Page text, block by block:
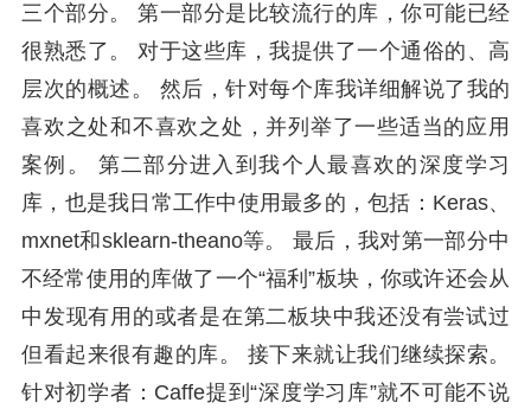
三个部分。 第一部分是比较流行的库，你可能已经
很熟悉了。 对于这些库，我提供了一个通俗的、高
层次的概述。 然后，针对每个库我详细解说了我的
喜欢之处和不喜欢之处，并列举了一些适当的应用
案例。 第二部分进入到我个人最喜欢的深度学习
库，也是我日常工作中使用最多的，包括：Keras、
mxnet和sklearn-theano等。 最后，我对第一部分中
不经常使用的库做了一个“福利”板块，你或许还会从
中发现有用的或者是在第二板块中我还没有尝试过
但看起来很有趣的库。 接下来就让我们继续探索。
针对初学者：Caffe提到“深度学习库”就不可能不说